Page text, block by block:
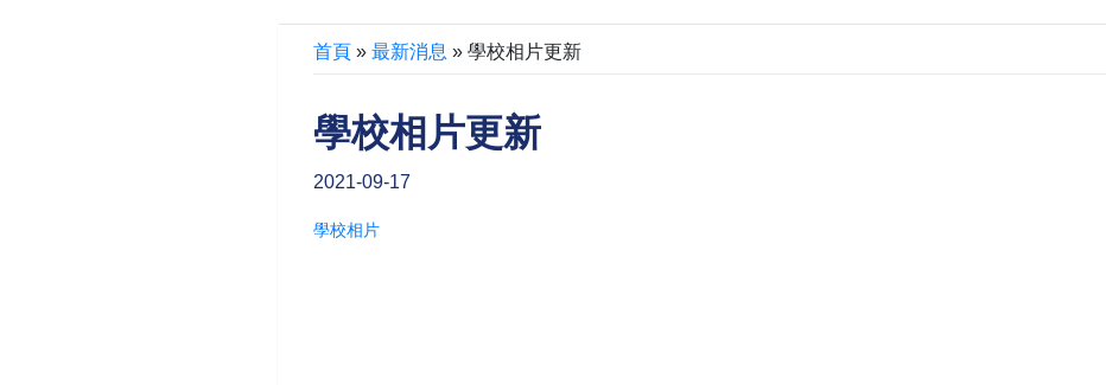
首頁 » 最新消息 » 學校相片更新
學校相片更新
2021-09-17
學校相片